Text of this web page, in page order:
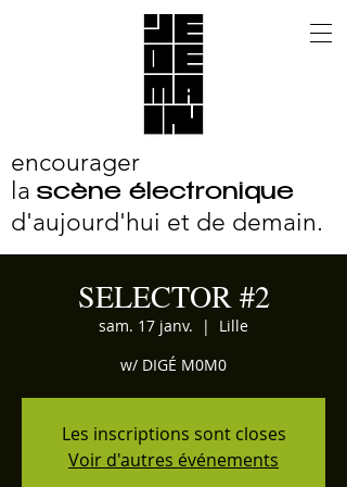
encourager
la scène électronique
d'aujourd'hui et de demain.
SELECTOR #2
sam. 17 janv.
  |
Lille
w/ DIGÉ M0M0
Les inscriptions sont closes
Voir d'autres événements